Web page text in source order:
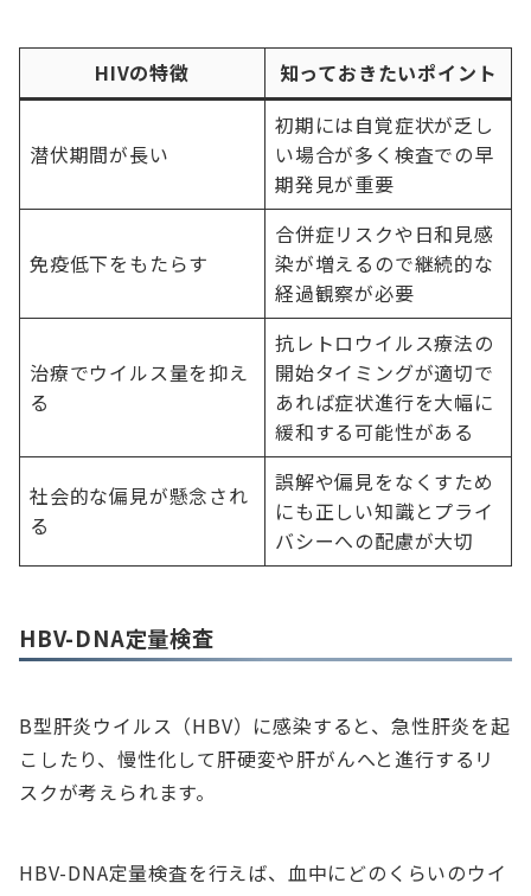
HIVの特徴 知っておきたいポイント
潜伏期間が長い
初期には自覚症状が乏し
い場合が多く検査での早
期発見が重要
免疫低下をもたらす
合併症リスクや日和見感
染が増えるので継続的な
経過観察が必要
治療でウイルス量を抑え
る
抗レトロウイルス療法の
開始タイミングが適切で
あれば症状進行を大幅に
緩和する可能性がある
社会的な偏見が懸念され
る
誤解や偏見をなくすため
にも正しい知識とプライ
バシーへの配慮が大切
HBV-DNA定量検査
B型肝炎ウイルス（HBV）に感染すると、急性肝炎を起
こしたり、慢性化して肝硬変や肝がんへと進行するリ
スクが考えられます。
HBV-DNA定量検査を行えば、血中にどのくらいのウイ